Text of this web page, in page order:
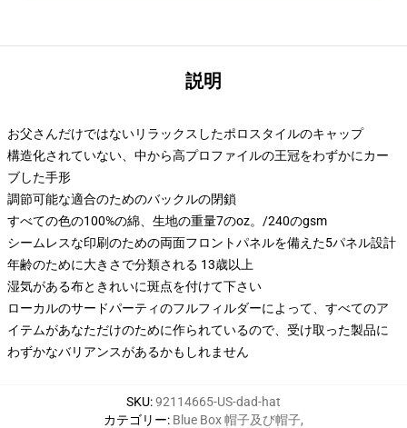
説明
お父さんだけではないリラックスしたポロスタイルのキャップ
構造化されていない、中から高プロファイルの王冠をわずかにカー
ブした手形
調節可能な適合のためのバックルの閉鎖
すべての色の100%の綿、生地の重量7のoz。/240のgsm
シームレスな印刷のための両面フロントパネルを備えた5パネル設計
年齢のために大きさで分類される 13歳以上
湿気がある布ときれいに斑点を付けて下さい
ローカルのサードパーティのフルフィルダーによって、すべてのア
イテムがあなただけのために作られているので、受け取った製品に
わずかなバリアンスがあるかもしれません
SKU:92114665-US-dad-hat
カテゴリー: Blue Box 帽子及び帽子,